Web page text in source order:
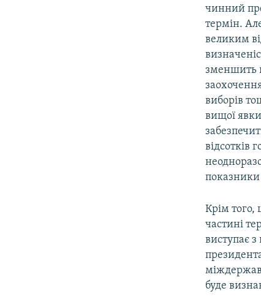
чинний
термін.
великим
зменшить
виборів
вищої
відсотків
показники
Крім того,
частині
виступає
буде